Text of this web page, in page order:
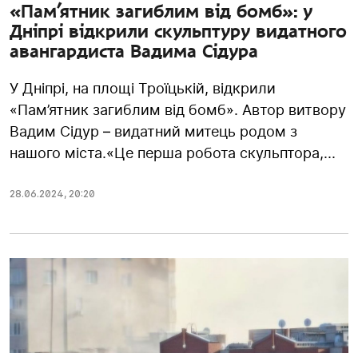
«Пам’ятник загиблим від бомб»: у
Дніпрі відкрили скульптуру видатного
авангардиста Вадима Сідура
У Дніпрі, на площі Троїцькій, відкрили
«Пам’ятник загиблим від бомб». Автор витвору
Вадим Сідур – видатний митець родом з
нашого міста.«Це перша робота скульптора,...
28.06.2024, 20:20